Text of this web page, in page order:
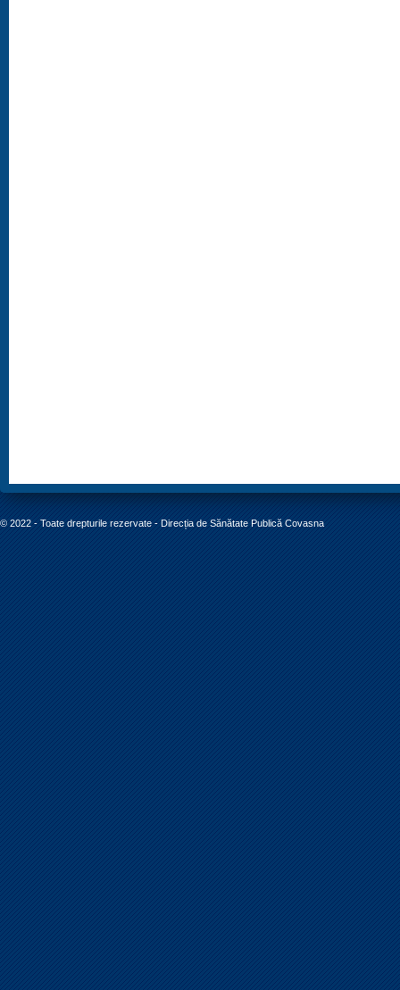
© 2022 - Toate drepturile rezervate - Direcția de Sănătate Publică Covasna